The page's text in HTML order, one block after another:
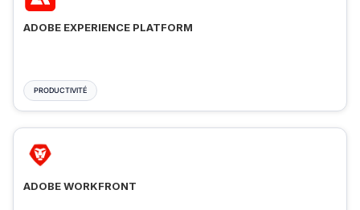
ADOBE EXPERIENCE PLATFORM
PRODUCTIVITÉ
ADOBE WORKFRONT